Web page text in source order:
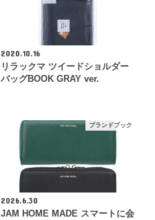
2020.10.16
リラックマ ツイードショルダー
バッグBOOK GRAY ver.
ブランドブック
2026.6.30
JAM HOME MADE スマートに会